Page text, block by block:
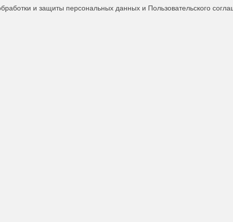
и защиты персональных данных и Пользовательского